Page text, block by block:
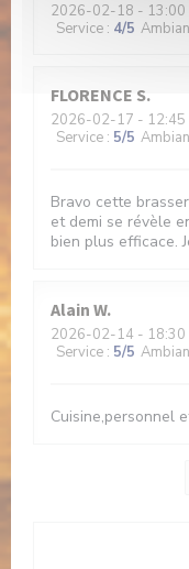
2026-02-18 - 13:00
Service : 4/5
FLORENCE S
2026-02-17 - 12:45
Service : 5/5
Bravo cette
et demi se révèle
bien plus efficace.
Alain W
2026-02-14 - 18:30
Service : 5/5
Cuisine,personnel